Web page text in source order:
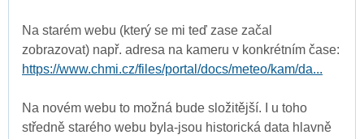
Na starém webu (který se mi teď zase začal
zobrazovat) např. adresa na kameru v konkrétním čase:
https://www.chmi.cz/files/portal/docs/meteo/kam/da...
Na novém webu to možná bude složitější. I u toho
středně starého webu byla-jsou historická data hlavně